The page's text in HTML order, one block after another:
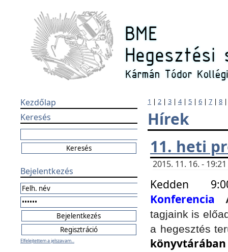
Kezdőlap
Keresés
Bejelentkezés
Elfelejtettem a jelszavam...
1 | 2 | 3 | 4| 5 | 6 | 7 | 8
Hírek
11. heti
2015. 11. 16. -
Kedden
Konferencia
tagjaink is
a hegesztés
könyvtárában